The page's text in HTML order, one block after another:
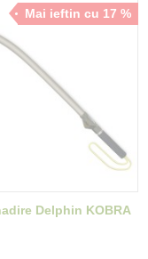
Mai ieftin cu 17 %
Delphin KOBRA